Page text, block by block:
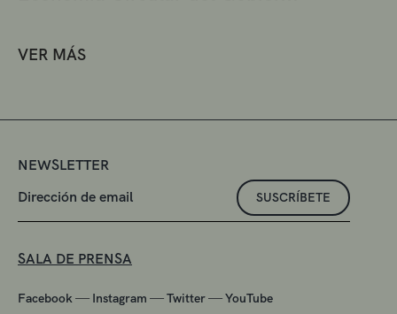
VER MÁS
NEWSLETTER
SUSCRÍBETE
SALA DE PRENSA
Facebook — Instagram —Twitter—YouTube